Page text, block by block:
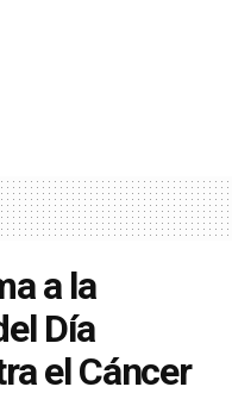
a la
Día
el Cáncer